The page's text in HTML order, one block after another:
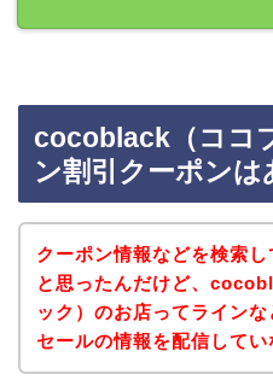
cocoblack（ココ
ン割引クーポンは
クーポン情報などを検索
と思ったんだけど、
ック）のお店ってラインな
セールの情報を配信してい